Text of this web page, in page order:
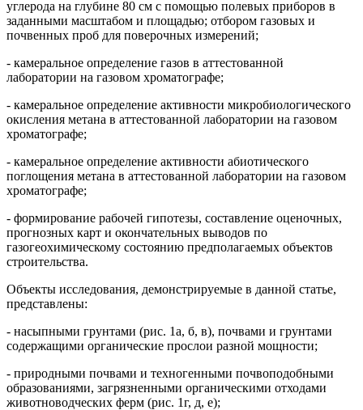
углерода на глубине 80 см с помощью полевых приборов в
заданными масштабом и площадью; отбором газовых и
почвенных проб для поверочных измерений;
- камеральное определение газов в аттестованной
лаборатории на газовом хроматографе;
- камеральное определение активности микробиологического
окисления метана в аттестованной лаборатории на газовом
хроматографе;
- камеральное определение активности абиотического
поглощения метана в аттестованной лаборатории на газовом
хроматографе;
- формирование рабочей гипотезы, составление оценочных,
прогнозных карт и окончательных выводов по
газогеохимическому состоянию предполагаемых объектов
строительства.
Объекты исследования, демонстрируемые в данной статье,
представлены:
- насыпными грунтами (рис. 1а, б, в), почвами и грунтами
содержащими органические прослои разной мощности;
- природными почвами и техногенными почвоподобными
образованиями, загрязненными органическими отходами
животноводческих ферм (рис. 1г, д, е);